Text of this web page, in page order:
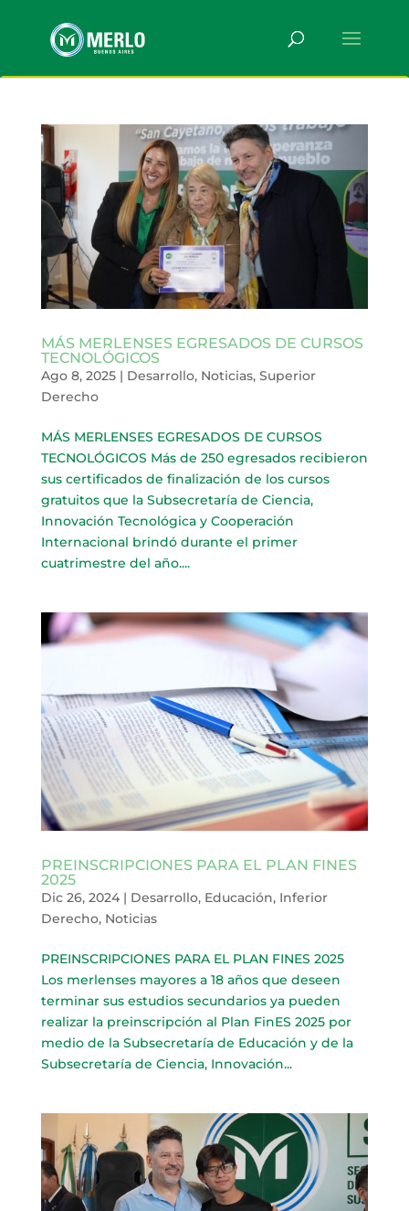
MÁS MERLENSES EGRESADOS DE CURSOS
TECNOLÓGICOS
Ago 8, 2025| Desarrollo, Noticias, Superior
Derecho
MÁS MERLENSES EGRESADOS DE CURSOS
TECNOLÓGICOS Más de 250 egresados recibieron
sus certificados de finalización de los cursos
gratuitos que la Subsecretaría de Ciencia,
Innovación Tecnológica y Cooperación
Internacional brindó durante el primer
cuatrimestre del año....
PREINSCRIPCIONES PARA EL PLAN FINES
2025
Dic 26, 2024| Desarrollo, Educación, Inferior
Derecho, Noticias
PREINSCRIPCIONES PARA EL PLAN FINES 2025
Los merlenses mayores a 18 años que deseen
terminar sus estudios secundarios ya pueden
realizar la preinscripción al Plan FinES 2025 por
medio de la Subsecretaría de Educación y de la
Subsecretaría de Ciencia, Innovación...